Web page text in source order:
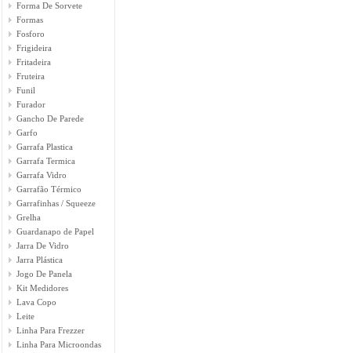
Forma De Sorvete
Formas
Fosforo
Frigideira
Fritadeira
Fruteira
Funil
Furador
Gancho De Parede
Garfo
Garrafa Plastica
Garrafa Termica
Garrafa Vidro
Garrafão Térmico
Garrafinhas / Squeeze
Grelha
Guardanapo de Papel
Jarra De Vidro
Jarra Plástica
Jogo De Panela
Kit Medidores
Lava Copo
Leite
Linha Para Frezzer
Linha Para Microondas